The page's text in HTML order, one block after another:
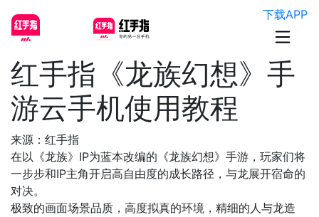
下载APP
红手指《龙族幻想》手
游云手机使用教程
来源：红手指
在以《龙族》IP为蓝本改编的《龙族幻想》手游，玩家们将
一步步和IP主角开启高自由度的成长路径，与龙展开宿命的
对决。
极致的画面场景品质，高度拟真的环境，精细的人与龙造